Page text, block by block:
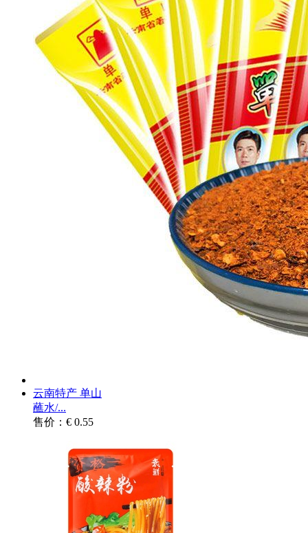
云南特产 单山
蘸水/...
售价：€ 0.55